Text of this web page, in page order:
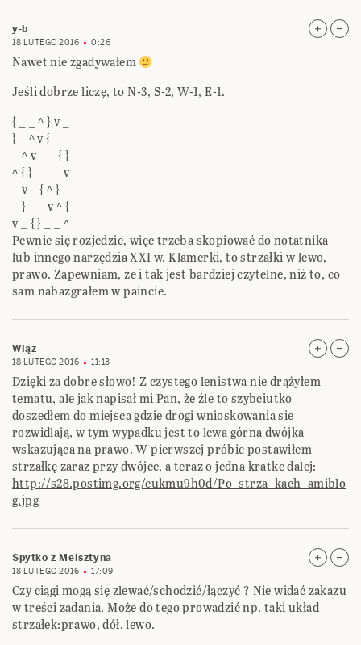
y-b
18 LUTEGO 2016 0:26
Nawet nie zgadywałem
Jeśli dobrze liczę, to N-3, S-2, W-1, E-1.
{ _ _ ^ } v _
} _ ^ v { _ _
_ ^ v _ _ { }
^ { } _ _ _ v
_ v _ { ^ } _
_ } _ _ v ^ {
v _ { } _ _ ^
Pewnie się rozjedzie, więc trzeba skopiować do notatnika
lub innego narzędzia XXI w. Klamerki, to strzałki w lewo,
prawo. Zapewniam, że i tak jest bardziej czytelne, niż to, co
sam nabazgrałem w paincie.
Wiąz
18 LUTEGO 2016 11:13
Dzięki za dobre słowo! Z czystego lenistwa nie drążyłem
tematu, ale jak napisał mi Pan, że źle to szybciutko
doszedłem do miejsca gdzie drogi wnioskowania sie
rozwidlają, w tym wypadku jest to lewa górna dwójka
wskazująca na prawo. W pierwszej próbie postawiłem
strzałkę zaraz przy dwójce, a teraz o jedna kratke dalej:
http://s28.postimg.org/eukmu9h0d/Po_strza_kach_amiblo
g.jpg
Spytko z Melsztyna
18 LUTEGO 2016 17:09
Czy ciągi mogą się zlewać/schodzić/łączyć ? Nie widać zakazu
w treści zadania. Może do tego prowadzić np. taki układ
strzałek:prawo, dół, lewo.